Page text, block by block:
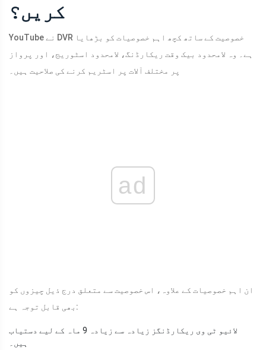
کریں؟
YouTube نے DVR خصوصیت کے ساتھ کچھ اہم خصوصیات کو بڑھایا
ہے۔ وہ لامحدود بیک وقت ریکارڈنگ، لامحدود اسٹوریج، اور پرواز
پر مختلف آلات پر اسٹریم کرنے کی صلاحیت ہیں۔
ad
ان اہم خصوصیات کے علاوہ، اس خصوصیت سے متعلق درج ذیل چیزوں کو
بھی قابل توجہ ہے:
لائیو ٹی وی ریکارڈنگز زیادہ سے زیادہ 9 ماہ کے لیے دستیاب
ہیں۔